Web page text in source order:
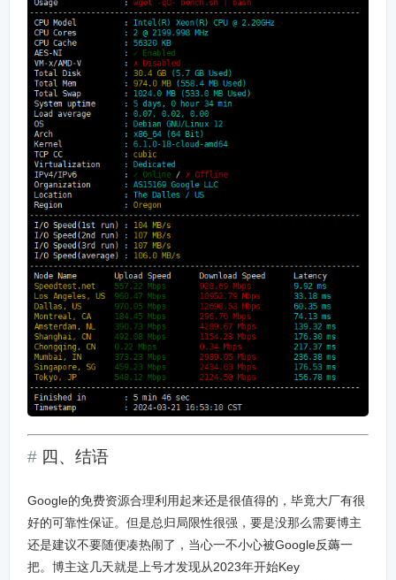
四、结语
Google的免费资源合理利用起来还是很值得的，毕竟大厂有很
好的可靠性保证。但是总归局限性很强，要是没那么需要博主
还是建议不要随便凑热闹了，当心一不小心被Google反薅一
把。博主这几天就是上号才发现从2023年开始Key